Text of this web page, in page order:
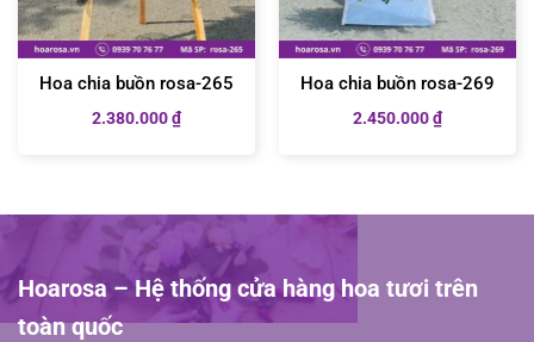
Hoa chia buồn rosa-265
2.380.000₫
Hoa chia buồn rosa-269
2.450.000₫
Hoarosa – Hệ thống cửa hàng hoa tươi trên
toàn quốc